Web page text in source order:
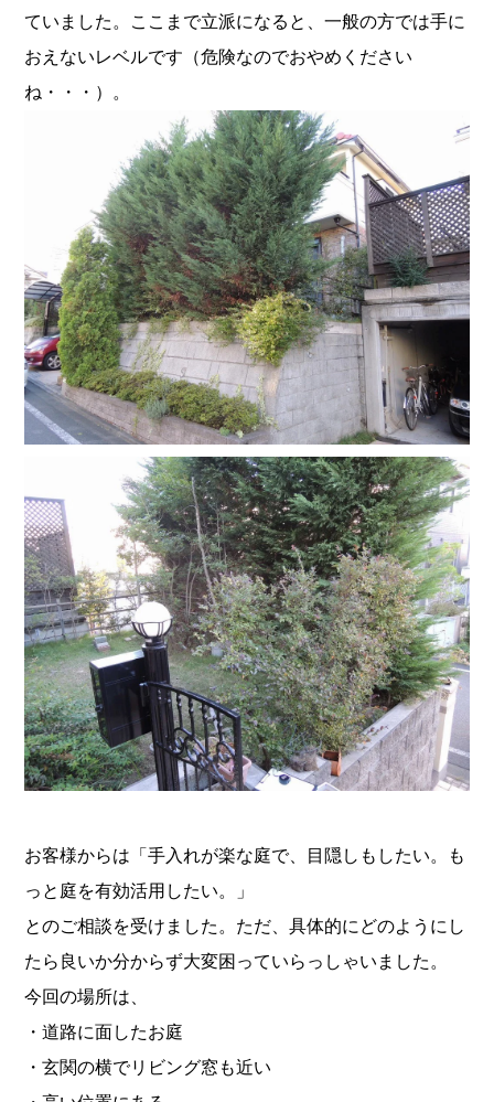
ていました。ここまで立派になると、一般の方では手に
おえないレベルです（危険なのでおやめください
ね・・・）。
お客様からは「手入れが楽な庭で、目隠しもしたい。も
っと庭を有効活用したい。」
とのご相談を受けました。ただ、具体的にどのようにし
たら良いか分からず大変困っていらっしゃいました。
今回の場所は、
・道路に面したお庭
・玄関の横でリビング窓も近い